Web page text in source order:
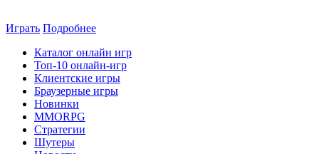
Играть Подробнее
Каталог онлайн игр
Топ-10 онлайн-игр
Клиентские игры
Браузерные игры
Новинки
MMORPG
Стратегии
Шутеры